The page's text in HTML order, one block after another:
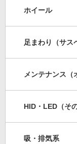
ホイール
足まわり（サス
メンテナンス（
HID・LED（そ
吸・排気系